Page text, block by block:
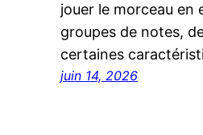
jouer le morceau en
groupes de notes,
certaines
juin 14, 2026